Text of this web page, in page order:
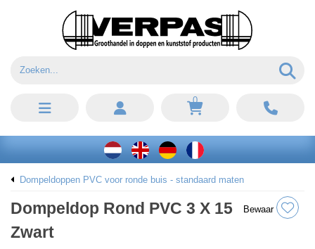
0
Dompeldoppen PVC voor ronde buis - standaard maten
Dompeldop Rond PVC 3 X 15
Zwart
Bewaar